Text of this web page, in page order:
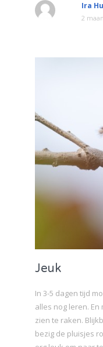
Ira
2
Jeuk
In 3-5 dagen tijd
alles nog leren.
zien te raken.
bezig de pluisjes